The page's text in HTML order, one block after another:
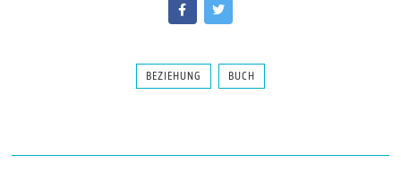
BEZIEHUNG BUCH